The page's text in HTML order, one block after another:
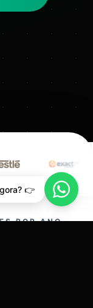
POR ANO.
👉